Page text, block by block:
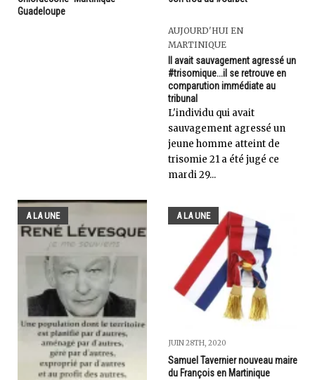
Guadeloupe
AUJOURD'HUI EN
MARTINIQUE
Il avait sauvagement agressé un
#trisomique...il se retrouve en
comparution immédiate au
tribunal
L'individu qui avait
sauvagement agressé un
jeune homme atteint de
trisomie 21 a été jugé ce
mardi 29...
A LA UNE A LA UNE
JUIN 28TH, 2020
Samuel Tavernier nouveau maire
du François en Martinique